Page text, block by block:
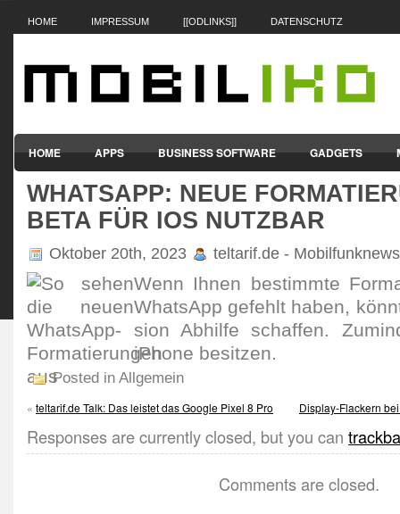
HOME IMPRESSUM [[ODLINKS]] DATENSCHUTZ
HOME APPS BUSINESS SOFTWARE GADGETS
SMARTPHONES & HANDYS TABLET-PCS VERTRÄGE &
WHATSAPP: NEUE
BETA FÜR IOS NUTZBAR
Oktober 20th, 2023 teltarif.de - Mobilfunknews
Wenn Ihnen bestimmte
WhatsApp gefehlt haben,
sion Abhilfe schaffen.
iPhone besitzen.
Posted in Allgemein
« teltarif.de Talk: Das leistet das Google Pixel 8 Pro Display-Flackern
Responses are currently closed, but you can
Comments are closed.